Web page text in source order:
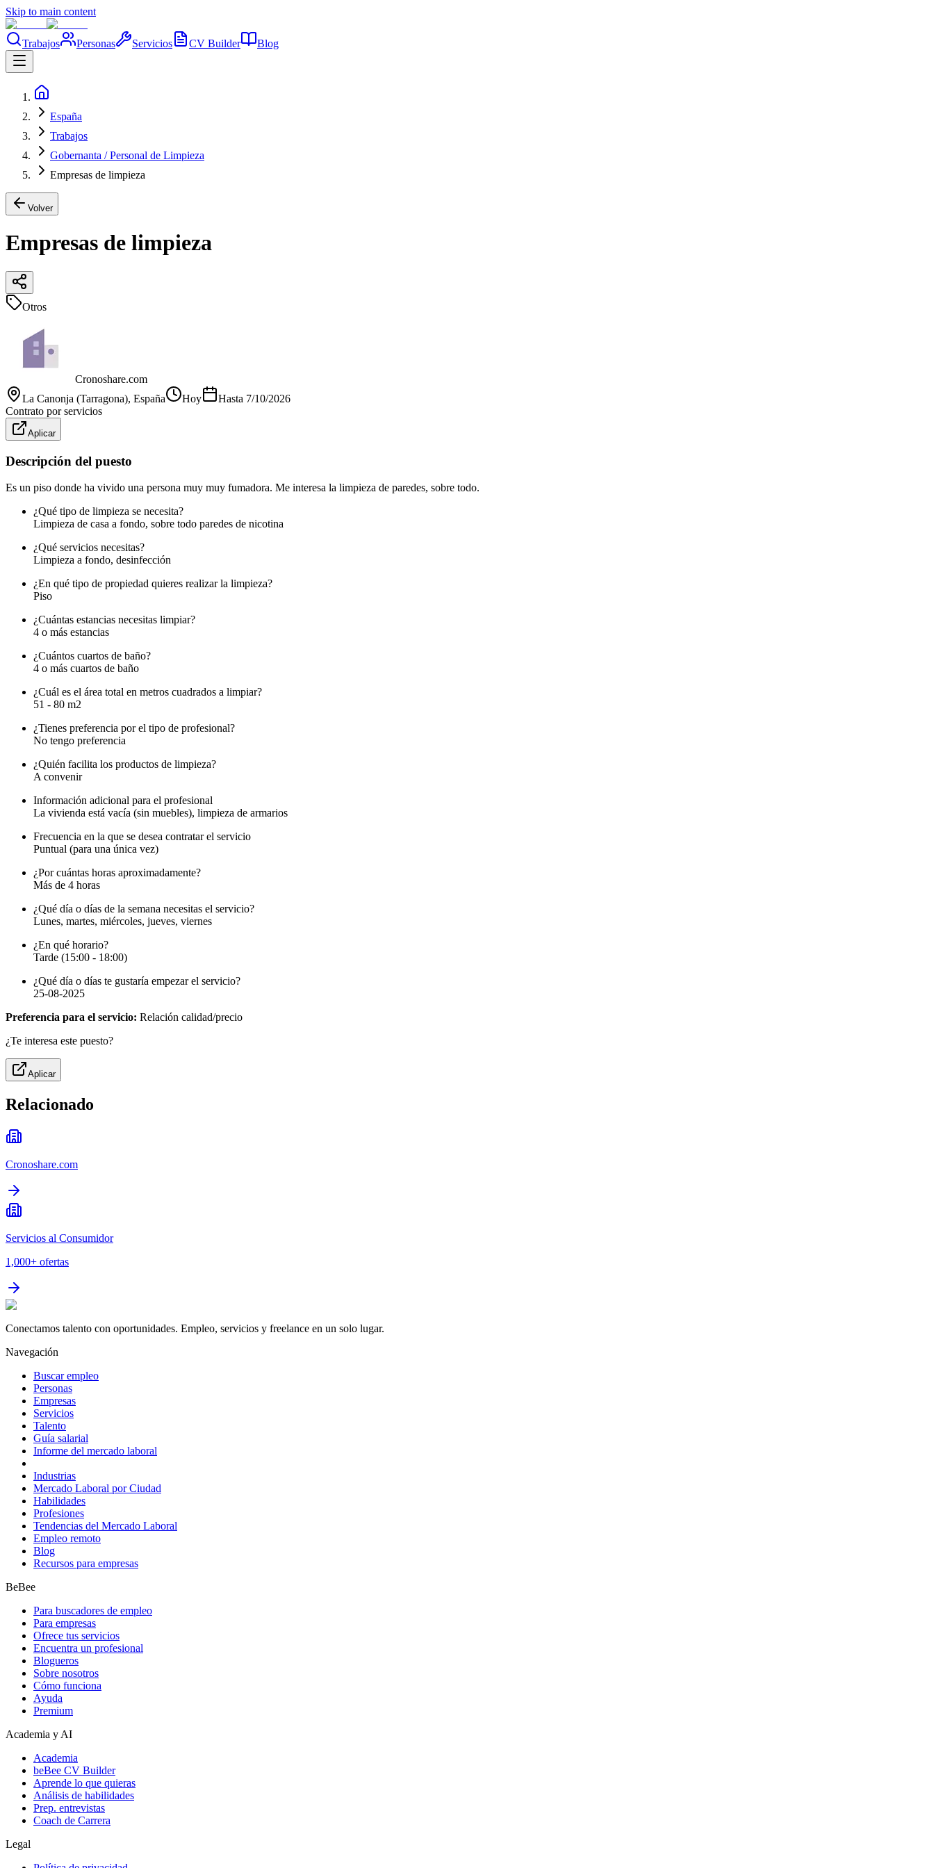
Skip to main content
Trabajos Personas Servicios CV Builder Blog
España
Trabajos
Gobernanta / Personal de Limpieza
Empresas de limpieza
Volver
Empresas de limpieza
Otros
Cronoshare.com
La Canonja (Tarragona), España Hoy Hasta 7/10/2026
Contrato por servicios
Aplicar
Descripción del puesto
Es un piso donde ha vivido una persona muy muy fumadora. Me interesa la limpieza de paredes, sobre todo.
¿Qué tipo de limpieza se necesita?
Limpieza de casa a fondo, sobre todo paredes de nicotina
¿Qué servicios necesitas?
Limpieza a fondo, desinfección
¿En qué tipo de propiedad quieres realizar la limpieza?
Piso
¿Cuántas estancias necesitas limpiar?
4 o más estancias
¿Cuántos cuartos de baño?
4 o más cuartos de baño
¿Cuál es el área total en metros cuadrados a limpiar?
51 - 80 m2
¿Tienes preferencia por el tipo de profesional?
No tengo preferencia
¿Quién facilita los productos de limpieza?
A convenir
Información adicional para el profesional
La vivienda está vacía (sin muebles), limpieza de armarios
Frecuencia en la que se desea contratar el servicio
Puntual (para una única vez)
¿Por cuántas horas aproximadamente?
Más de 4 horas
¿Qué día o días de la semana necesitas el servicio?
Lunes, martes, miércoles, jueves, viernes
¿En qué horario?
Tarde (15:00 - 18:00)
¿Qué día o días te gustaría empezar el servicio?
25-08-2025
Preferencia para el servicio: Relación calidad/precio
¿Te interesa este puesto?
Aplicar
Relacionado
Cronoshare.com
Servicios al Consumidor
1,000+ ofertas
Conectamos talento con oportunidades. Empleo, servicios y freelance en un solo lugar.
Navegación
Buscar empleo
Personas
Empresas
Servicios
Talento
Guía salarial
Informe del mercado laboral
Industrias
Mercado Laboral por Ciudad
Habilidades
Profesiones
Tendencias del Mercado Laboral
Empleo remoto
Blog
Recursos para empresas
BeBee
Para buscadores de empleo
Para empresas
Ofrece tus servicios
Encuentra un profesional
Blogueros
Sobre nosotros
Cómo funciona
Ayuda
Premium
Academia y AI
Academia
beBee CV Builder
Aprende lo que quieras
Análisis de habilidades
Prep. entrevistas
Coach de Carrera
Legal